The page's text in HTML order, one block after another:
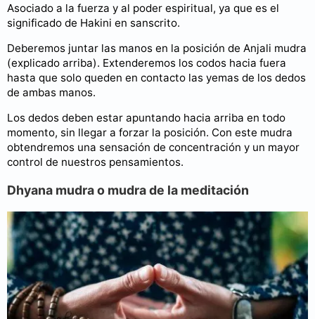
Asociado a la fuerza y al poder espiritual, ya que es el
significado de Hakini en sanscrito.
Deberemos juntar las manos en la posición de Anjali mudra
(explicado arriba). Extenderemos los codos hacia fuera
hasta que solo queden en contacto las yemas de los dedos
de ambas manos.
Los dedos deben estar apuntando hacia arriba en todo
momento, sin llegar a forzar la posición. Con este mudra
obtendremos una sensación de concentración y un mayor
control de nuestros pensamientos.
Dhyana mudra o mudra de la meditación